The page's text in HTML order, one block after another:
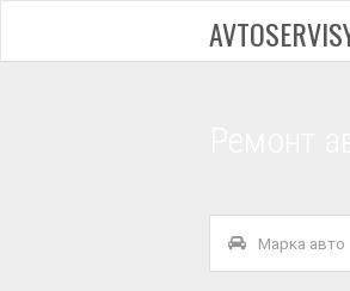
Марка авто